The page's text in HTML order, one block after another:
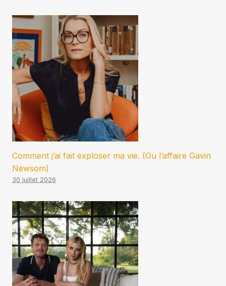
Comment j’ai fait exploser ma vie. (Ou l’affaire Gavin
Newsom)
30 juillet 2026